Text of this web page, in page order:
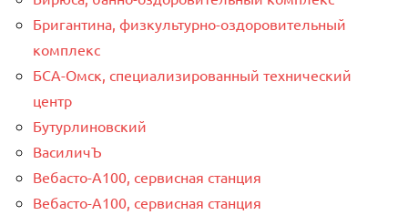
Бригантина, физкультурно-оздоровительный
комплекс
БСА-Омск, специализированный технический
центр
Бутурлиновский
ВасиличЪ
Вебасто-А100, сервисная станция
Вебасто-А100, сервисная станция